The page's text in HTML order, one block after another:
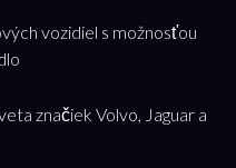
vozidiel s možnosťou
značiek Volvo, Jaguar a